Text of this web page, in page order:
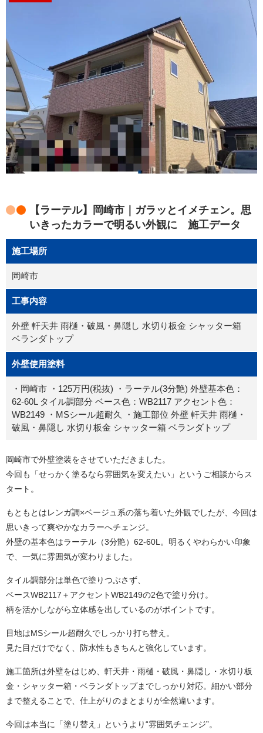
【ラーテル】岡崎市｜ガラッとイメチェン。思
いきったカラーで明るい外観に 施工データ
施工場所
岡崎市
工事内容
外壁 軒天井 雨樋・破風・鼻隠し 水切り板金 シャッター箱
ベランダトップ
外壁使用塗料
・岡崎市 ・125万円(税抜) ・ラーテル(3分艶) 外壁基本色：
62-60L タイル調部分 ベース色：WB2117 アクセント色：
WB2149 ・MSシール超耐久 ・施工部位 外壁 軒天井 雨樋・
破風・鼻隠し 水切り板金 シャッター箱 ベランダトップ
岡崎市で外壁塗装をさせていただきました。
今回も「せっかく塗るなら雰囲気を変えたい」というご相談からス
タート。
もともとはレンガ調×ベージュ系の落ち着いた外観でしたが、今回は
思いきって爽やかなカラーへチェンジ。
外壁の基本色はラーテル（3分艶）62-60L。明るくやわらかい印象
で、一気に雰囲気が変わりました。
タイル調部分は単色で塗りつぶさず、
ベースWB2117＋アクセントWB2149の2色で塗り分け。
柄を活かしながら立体感を出しているのがポイントです。
目地はMSシール超耐久でしっかり打ち替え。
見た目だけでなく、防水性もきちんと強化しています。
施工箇所は外壁をはじめ、軒天井・雨樋・破風・鼻隠し・水切り板
金・シャッター箱・ベランダトップまでしっかり対応。細かい部分
まで整えることで、仕上がりのまとまりが全然違います。
今回は本当に「塗り替え」というより“雰囲気チェンジ”。